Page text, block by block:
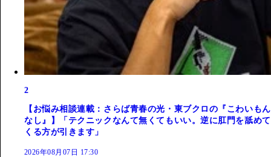
2
【お悩み相談連載：さらば青春の光・東ブクロの『こわいもん
なし』】「テクニックなんて無くてもいい。逆に肛門を舐めて
くる方が引きます」
2026年08月07日 17:30